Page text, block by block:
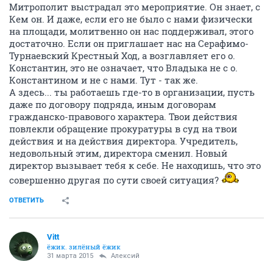
Митрополит выстрадал это мероприятие. Он знает, с
Кем он. И даже, если его не было с нами физически
на площади, молитвенно он нас поддерживал, этого
достаточно. Если он приглашает нас на Серафимо-
Турнаевский Крестный Ход, а возглавляет его о.
Константин, это не означает, что Владыка не с о.
Константином и не с нами. Тут - так же.
А здесь... ты работаешь где-то в организации, пусть
даже по договору подряда, иным договорам
гражданско-правового характера. Твои действия
повлекли обращение прокуратуры в суд на твои
действия и на действия директора. Учредитель,
недовольный этим, директора сменил. Новый
директор вызывает тебя к себе. Не находишь, что это
совершенно другая по сути своей ситуация?
ОТВЕТИТЬ
Vitt
ёжик. зилёный ёжик
31 марта 2015 Алексий